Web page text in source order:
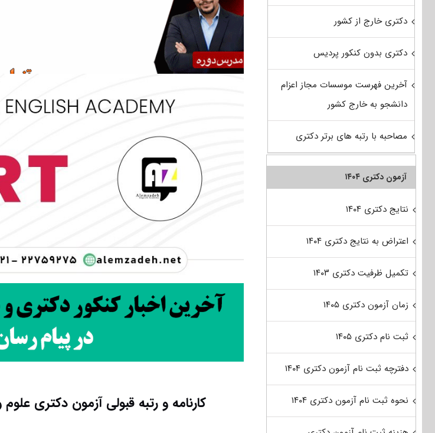
کارنامه و رتبه قبولی آزمون دکتری
دکتری خارج از کشور
دکتری بدون کنکور پردیس
آخرین فهرست موسسات مجاز اعزام
دانشجو به خارج کشور
مصاحبه با رتبه های برتر دکتری
آزمون دکتری ۱۴۰۴
نتایج دکتری ۱۴۰۴
اعتراض به نتایج دکتری ۱۴۰۴
تکمیل ظرفیت دکتری ۱۴۰۳
زمان آزمون دکتری ۱۴۰۵
ثبت نام دکتری ۱۴۰۵
دفترچه ثبت نام آزمون دکتری ۱۴۰۴
نحوه ثبت نام آزمون دکتری ۱۴۰۴